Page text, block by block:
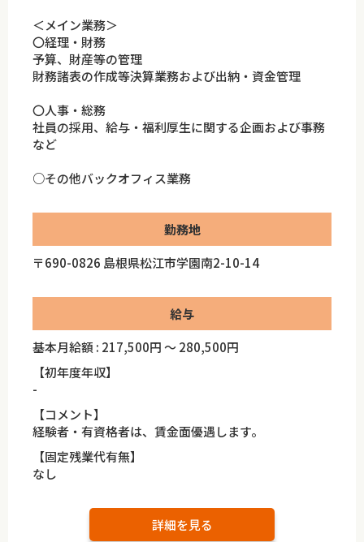
＜メイン業務＞
〇経理・財務
予算、財産等の管理
財務諸表の作成等決算業務および出納・資金管理
〇人事・総務
社員の採用、給与・福利厚生に関する企画および事務
など
○その他バックオフィス業務
勤務地
〒690-0826 島根県松江市学園南2-10-14
給与
基本月給額 : 217,500円 ～ 280,500円
【初年度年収】
-
【コメント】
経験者・有資格者は、賃金面優遇します。
【固定残業代有無】
なし
詳細を見る